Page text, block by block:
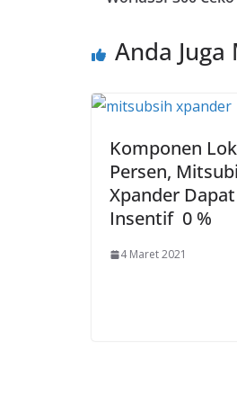
Anda Juga
Komponen
Persen,
Xpander Dapat
Insentif 0 %
4 Maret 2021